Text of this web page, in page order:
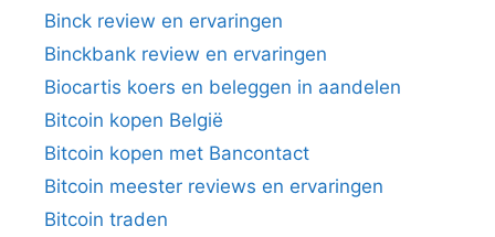
Binck review en ervaringen
Binckbank review en ervaringen
Biocartis koers en beleggen in aandelen
Bitcoin kopen België
Bitcoin kopen met Bancontact
Bitcoin meester reviews en ervaringen
Bitcoin traden